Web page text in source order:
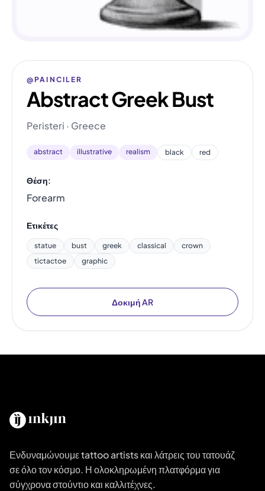
@PAINCILER
Abstract Greek Bust
Peristeri · Greece
abstract illustrative realism black red
Θέση:
Forearm
Ετικέτες
statue bust greek classical
crown
tictactoe
graphic
Δοκιμή AR
Ενδυναμώνουμε tattoo artists και λάτρεις του τατουάζ
σε όλο τον κόσμο. Η ολοκληρωμένη πλατφόρμα για
σύγχρονα στούντιο και καλλιτέχνες.